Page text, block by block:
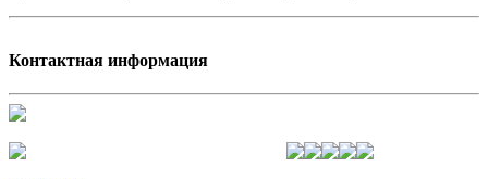
Контактная информация